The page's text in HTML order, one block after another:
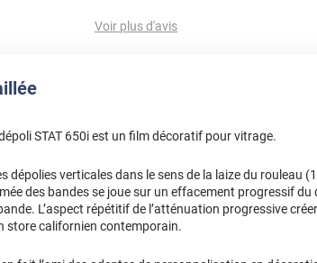
pose
plus beaux que sur la photo. superbe merci
jours
est parfaitement expliquée et permet d'obtenir un
le film est un peu épais et le moindre faux-pli avant la
: le problème doit pouvoir se régler à l'aide d'un sèche-
Voir plus d'avis
STAT 650i est un film décoratif pour vitrage.
dépolies verticales dans le sens de la laize du rouleau
des bandes se joue sur un effacement progressif du
L’aspect répétitif de l’atténuation progressive
store californien contemporain.